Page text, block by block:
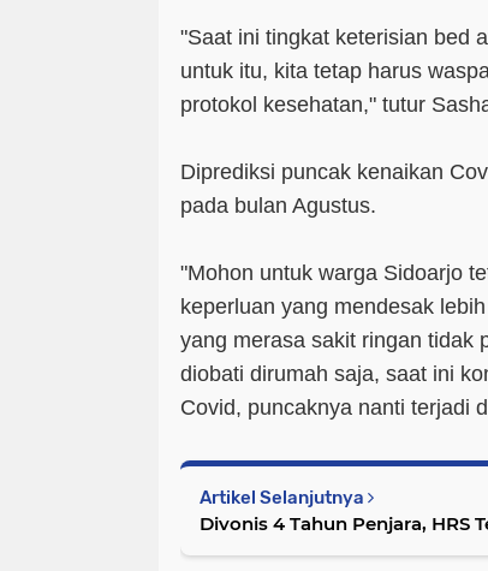
"Saat ini tingkat keterisian bed
untuk itu, kita tetap harus
protokol kesehatan," tutur
Diprediksi puncak kenaikan
pada bulan Agustus.
"Mohon untuk warga Sidoarjo
keperluan yang mendesak
yang merasa sakit ringan tidak
diobati dirumah saja, saat ini
Covid, puncaknya nanti terjadi
Artikel Selanjutnya
Divonis 4 Tahun Penjara, HRS